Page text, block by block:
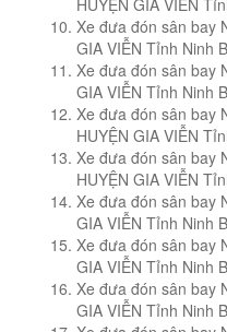
HUYỆN GIA VIỄN
Xe đưa đón sân bay
GIA VIỄN Tỉnh Ninh
Xe đưa đón sân bay
GIA VIỄN Tỉnh Ninh
Xe đưa đón sân bay
HUYỆN GIA VIỄN
Xe đưa đón sân bay
HUYỆN GIA VIỄN
Xe đưa đón sân bay
GIA VIỄN Tỉnh Ninh
Xe đưa đón sân bay
GIA VIỄN Tỉnh Ninh
Xe đưa đón sân bay
GIA VIỄN Tỉnh Ninh